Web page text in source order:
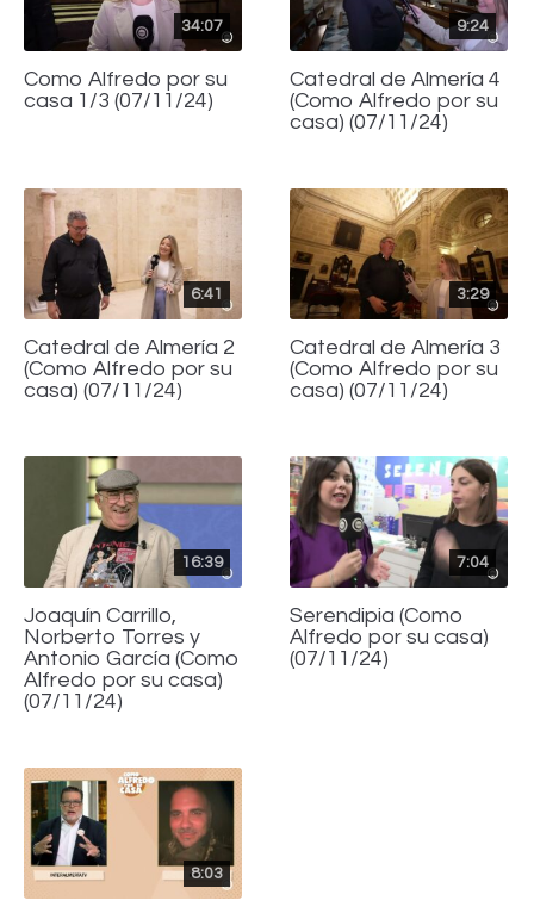
34:07
Como Alfredo por su
casa 1/3 (07/11/24)
9:24
Catedral de Almería 4
(Como Alfredo por su
casa) (07/11/24)
6:41
Catedral de Almería 2
(Como Alfredo por su
casa) (07/11/24)
3:29
Catedral de Almería 3
(Como Alfredo por su
casa) (07/11/24)
16:39
Joaquín Carrillo,
Norberto Torres y
Antonio García (Como
Alfredo por su casa)
(07/11/24)
7:04
Serendipia (Como
Alfredo por su casa)
(07/11/24)
8:03